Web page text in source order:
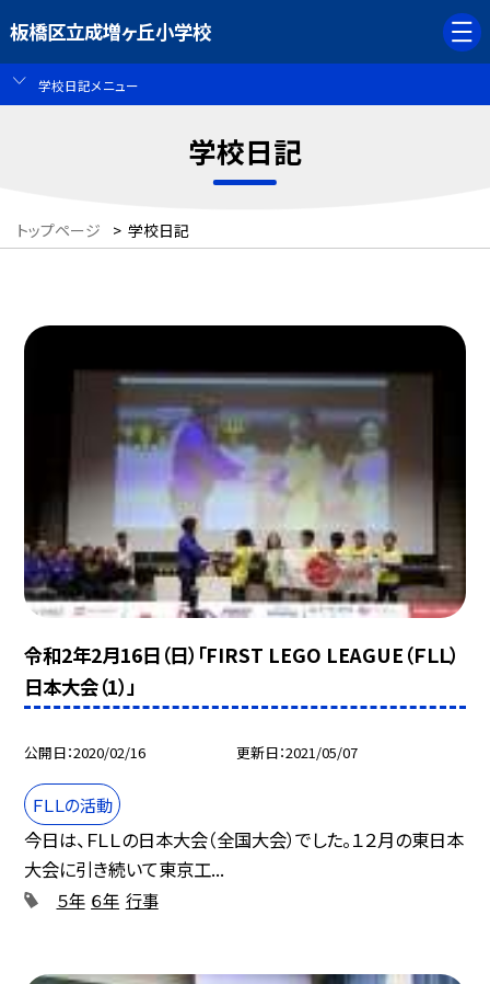
板橋区立成増ヶ丘小学校
学校日記メニュー
学校日記
トップページ > 学校日記
令和2年2月16日（日）「FIRST LEGO LEAGUE（ＦＬＬ）
日本大会（1）」
公開日 2020/02/16 更新日 2021/05/07
ＦＬＬの活動
今日は、ＦＬＬの日本大会（全国大会）でした。１２月の東日本
大会に引き続いて東京工...
５年 ６年 行事